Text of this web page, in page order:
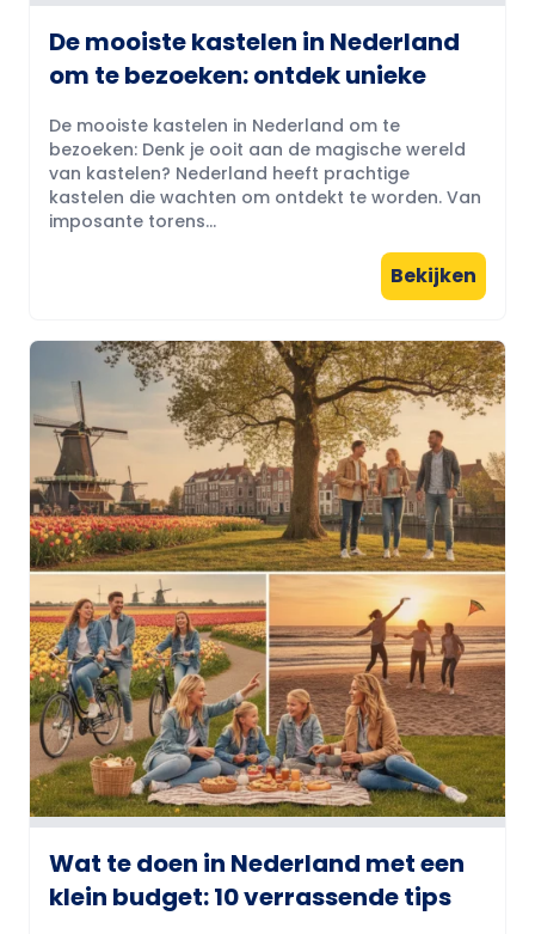
De mooiste kastelen in Nederland
om te bezoeken: ontdek unieke
De mooiste kastelen in Nederland om te
bezoeken: Denk je ooit aan de magische wereld
van kastelen? Nederland heeft prachtige
kastelen die wachten om ontdekt te worden. Van
imposante torens...
Bekijken
Wat te doen in Nederland met een
klein budget: 10 verrassende tips